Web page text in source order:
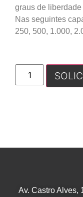
graus de
Nas seguintes
250, 500, 1.000,
Av. Castro Alves,